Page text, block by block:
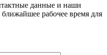
данные и наши
рабочее время для